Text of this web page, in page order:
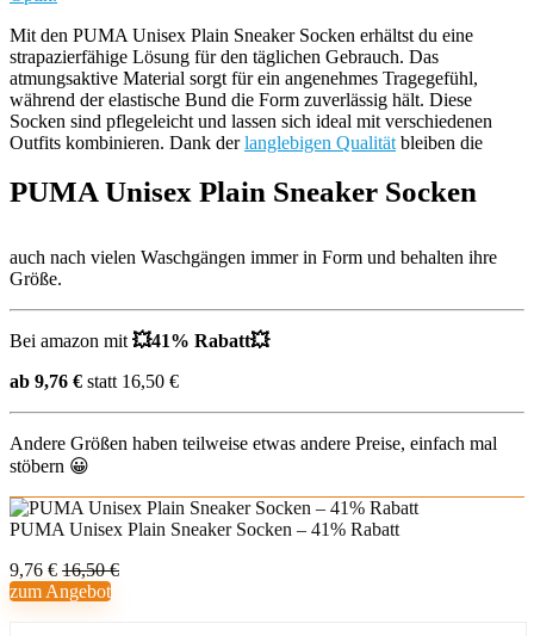
Mit den PUMA Unisex Plain Sneaker Socken erhältst du eine
strapazierfähige Lösung für den täglichen Gebrauch. Das
atmungsaktive Material sorgt für ein angenehmes Tragegefühl,
während der elastische Bund die Form zuverlässig hält. Diese
Socken sind pflegeleicht und lassen sich ideal mit verschiedenen
Outfits kombinieren. Dank derlanglebigen Qualität bleiben die
PUMA Unisex Plain Sneaker Socken
auch nach vielen Waschgängen immer in Form und behalten ihre
Größe.
Bei amazon mit 💥41% Rabatt💥
ab 9,76 € statt 16,50 €
Andere Größen haben teilweise etwas andere Preise, einfach mal
stöbern 😀
PUMA Unisex Plain Sneaker Socken – 41% Rabatt
9,76 € 16,50 €
zum Angebot